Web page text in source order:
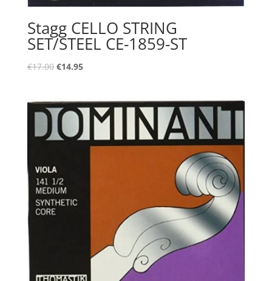
Stagg CELLO STRING
SET/STEEL CE-1859-ST
€17.00 Oorspronkelijke
€17.00.
€14.95Huidige
€14.95.